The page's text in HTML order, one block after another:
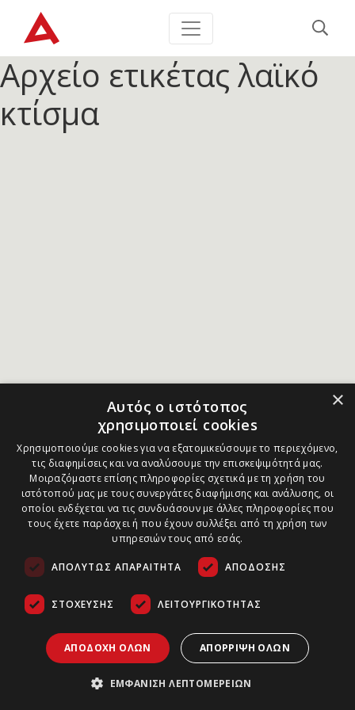
Αρχείο ετικέτας λαϊκό
κτίσμα
×
Αυτός ο ιστότοπος
χρησιμοποιεί cookies
Χρησιμοποιούμε cookies για να εξατομικεύσουμε το περιεχόμενο,
τις διαφημίσεις και να αναλύσουμε την επισκεψιμότητά μας.
Μοιραζόμαστε επίσης πληροφορίες σχετικά με τη χρήση του
ιστότοπού μας με τους συνεργάτες διαφήμισης και ανάλυσης, οι
οποίοι ενδέχεται να τις συνδυάσουν με άλλες πληροφορίες που
τους έχετε παράσχει ή που έχουν συλλέξει από τη χρήση των
υπηρεσιών τους από εσάς.
ΑΠΟΛΎΤΩΣ ΑΠΑΡΑΊΤΗΤΑ ΑΠΌΔΟΣΗΣ
ΣΤΌΧΕΥΣΗΣ ΛΕΙΤΟΥΡΓΙΚΌΤΗΤΑΣ
ΑΠΟΔΟΧΉ ΌΛΩΝ ΑΠΌΡΡΙΨΗ ΌΛΩΝ
ΕΜΦΆΝΙΣΗ ΛΕΠΤΟΜΕΡΕΙΏΝ